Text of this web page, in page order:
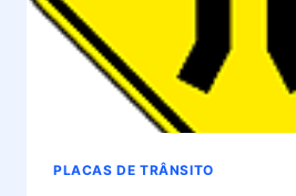
PLACAS DE TRÂNSITO